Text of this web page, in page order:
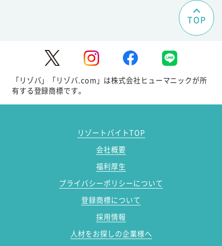
TOP
「リゾバ」「リゾバ.com」は株式会社ヒューマニックが所
有する登録商標です。
リゾートバイトTOP
会社概要
福利厚生
プライバシーポリシーについて
登録商標について
採用情報
人材をお探しの企業様へ